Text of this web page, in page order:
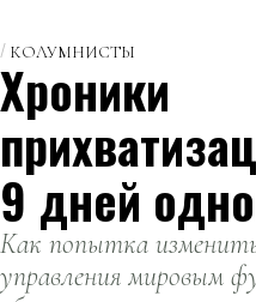
КОЛУМНИСТЫ
Хроники
9 дней
Как попытка
управления мировым